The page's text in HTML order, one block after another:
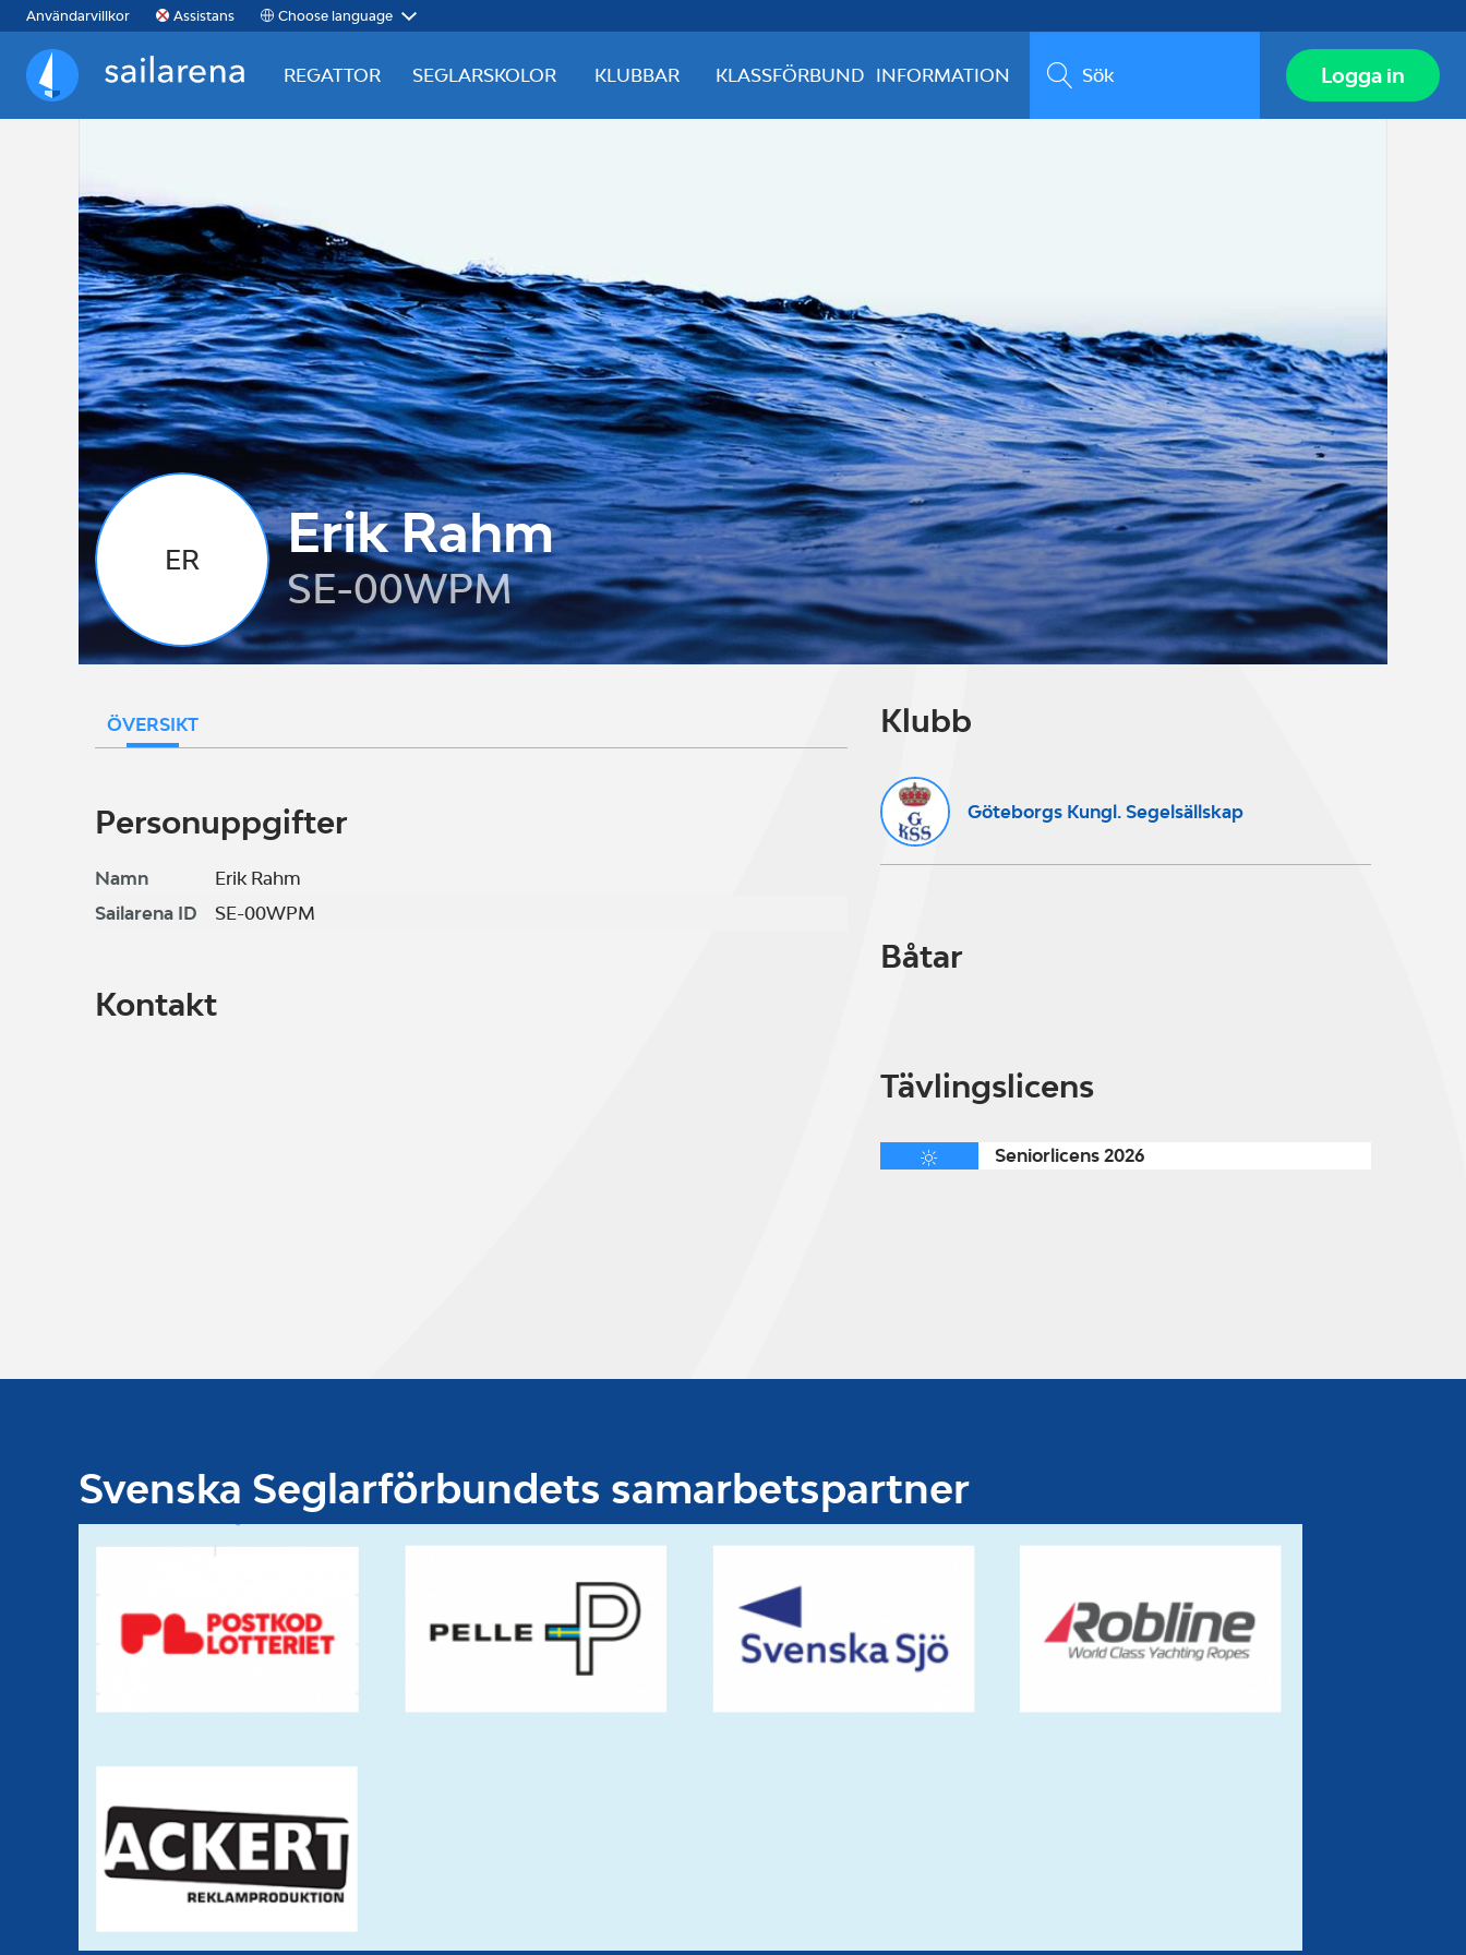
Användarvillkor Assistans Choose language
Sailarena
REGATTOR SEGLARSKOLOR KLUBBAR KLASSFÖRBUND INFORMATION Sök Logga in
ER Erik Rahm
SE-00WPM
ÖVERSIKT
Personuppgifter
Namn
Erik Rahm
Sailarena ID
SE-00WPM
Kontakt
Klubb
Göteborgs Kungl. Segelsällskap
Båtar
Tävlingslicens
Seniorlicens 2026
Svenska Seglarförbundets samarbetspartner